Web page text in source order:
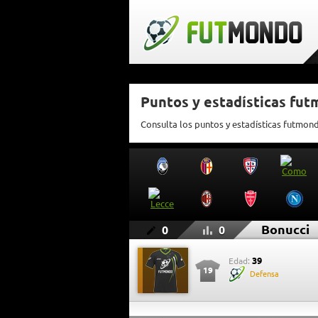
Puntos y estadísticas
Consulta los puntos y estadísticas
0 0 Bonucci
19
Edad: 39
Defensa